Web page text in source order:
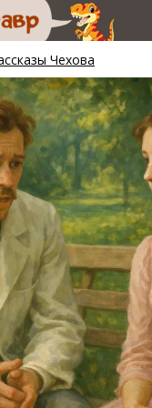
Чехова